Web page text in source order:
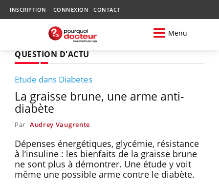
INSCRIPTION CONNEXION CONTACT
Menu
QUESTION D'ACTU
Etude dans Diabetes
La graisse brune, une arme anti-
diabète
Par Audrey Vaugrente
Dépenses énergétiques, glycémie, résistance
à l’insuline : les bienfaits de la graisse brune
ne sont plus à démontrer. Une étude y voit
même une possible arme contre le diabète.